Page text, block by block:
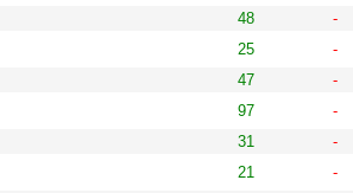
48 -
25 -
47 -
97 -
31 -
21 -